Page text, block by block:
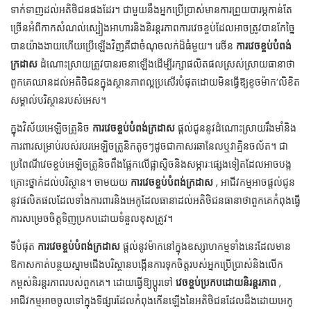
ទាក់ទាញដល់អតិថិជនផងដែរ។ ជាមួយនឹងអ្នកប្រើប្រាស់មានការព្រួយបារម្ភកាន់តែ
ច្រើនអំពីកាកសំណល់ស្បៀងអាហារនិងនិរន្តរភាពការវេចខ្ចប់ដែលអាចត្រូវបានកែច្នៃ
បានយ៉ាងងាយហើយប្រើឡើងវិញគឺជាចំណុចលក់ដ៏ធំមួយ។ រេចីន ការវេចខ្ចប់បំពង់
ក្រដាស ដំណោះស្រាយត្រូវបានរចនាឡើងដើម្បីរក្សាផលិតផលស្រស់ស្រាយធានាថា
ពួកគេឈានដល់អតិថិជនក្នុងស្ថានភាពល្អប្រសើរបំផុតដោយមិនធ្វើឱ្យខូចម៉ាក’លិខិត
សម្គាល់បរិស្ថានរបស់អេស។
ក្នុងវិស័យអេឡិចត្រូនិច ការវេចខ្ចប់បំពង់ក្រដាស ផ្តល់ជូននូវដំណោះស្រាយរឹងមាំនិង
ការពារសម្រាប់របស់របរអេឡិចត្រូនិកតូចៗដូចជាកាសរឆានែលឬវាគ្មិនចល័ត។ ជា
ប្រពៃណីវេចខ្ចប់អេឡិចត្រូនិចពឹងផ្អែកលើផ្លាស្ទិចនិងសម្ភារៈផ្សេងទៀតដែលអាចបង្ក
គ្រោះថ្នាក់ដល់បរិស្ថាន។ ចាមយយ ការវេចខ្ចប់បំពង់ក្រដាស , អាជីវកម្មអាចផ្តល់ជូន
នូវផលិតផលដែលទាំងការពារនិងអេកូដែលធានាដល់អតិថិជនធានាថាពួកគេកំពុងធ្វើ
ការសម្រេចចិត្តទិញប្រកបដោយទំនួលខុសត្រូវ។
ទីបំផុត ការវេចខ្ចប់បំពង់ក្រដាស ផ្តល់នូវម៉ាកនៅក្នុងឧស្សាហកម្មទាំងនេះដែលមាន
ឱកាសកាត់បន្ថយស្នាមជើងបរិស្ថានបង្កើនការទុកចិត្តរបស់អ្នកប្រើប្រាស់និងលើក
កម្ពស់និរន្តរភាពរបស់ពួកគេ។ ដោយធ្វើឱ្យប្តូរទៅ វេចខ្ចប់ប្រកបដោយនិរន្តរភាព ,
អាជីវកម្មអាចចូលទៅក្នុងទីផ្សារដែលកំពុងកើនឡើងនៃអតិថិជនដែលដឹងដោយអេកូ